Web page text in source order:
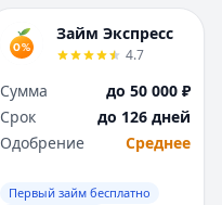
Займ Экспресс
4.7
Сумма
до 50 000 ₽
Срок
до 126 дней
Одобрение
Среднее
Первый займ бесплатно